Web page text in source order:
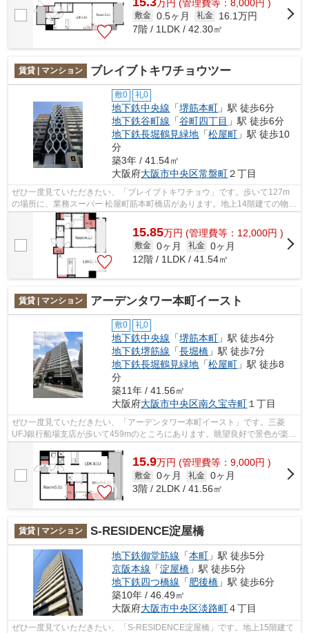
万 円 (管理費等：8,000円 )
敷金 0.5ヶ月 礼金
16.1万円
7階 / 1LDK / 42.30㎡
賃貸 | マンション ブレイブトキワチョウツー
敷0 礼0
地下鉄中央線 「堺筋本町 」駅 徒歩6分
地下鉄谷町線 「谷町四丁目 」駅 徒歩6分
地下鉄長堀鶴見緑地 「松屋町 」駅 徒歩10
分
築3年 / 41.54㎡
大阪府大阪市中央区常盤町２丁目
ぜひ一度見ていただきたい、「ブレイブトキワチョウ」です。歩いて127m
の場所に、業務スーパー 松屋町筋本町橋店があります。地上14階建ての物件
をご紹介。造りとデザインに関して、自...
15.85万円 (管理費等：12,000円 )
敷金 0ヶ月 礼金 0ヶ月
12階 / 1LDK / 41.54㎡
賃貸 | マンション アーデンタワー本町イースト
敷0 礼0
地下鉄中央線 「堺筋本町 」駅 徒歩4分
地下鉄堺筋線 「長堀橋 」駅 徒歩7分
地下鉄長堀鶴見緑地 「松屋町 」駅 徒歩8
分
築11年 / 41.56㎡
大阪府大阪市中央区南久宝寺町 １丁目
ぜひ一度見ていただきたい、「アーデンタワー本町イースト」です。三菱
UFJ銀行船場支店が歩いて459mのところにあります。眺望良好で景色が楽し
15.9万円 (管理費等：9,000円 )
敷金 0ヶ月 礼金 0ヶ月
3階 / 2LDK / 41.56㎡
賃貸 | マンション S-RESIDENCE淀屋橋
地下鉄御堂筋線 「本町 」駅 徒歩5分
京阪本線 「淀屋橋 」駅 徒歩5分
地下鉄四つ橋線 「肥後橋 」駅 徒歩6分
築10年 / 46.49㎡
大阪府大阪市中央区淡路町４丁目
ぜひ一度見ていただきたい、「S-RESIDENCE淀屋橋」です。地上15階建て